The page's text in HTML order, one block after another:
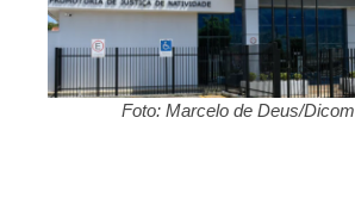
Foto: Marcelo de Deus/